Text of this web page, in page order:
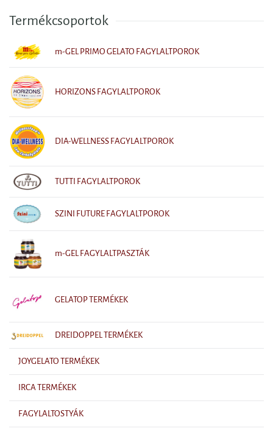
Termékcsoportok
m-GEL PRIMO GELATO FAGYLALTPOROK
HORIZONS FAGYLALTPOROK
DIA-WELLNESS FAGYLALTPOROK
TUTTI FAGYLALTPOROK
SZINI FUTURE FAGYLALTPOROK
m-GEL FAGYLALTPASZTÁK
GELATOP TERMÉKEK
DREIDOPPEL TERMÉKEK
JOYGELATO TERMÉKEK
IRCA TERMÉKEK
FAGYLALTOSTYÁK